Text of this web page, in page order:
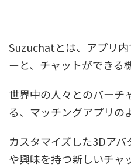
Suzuchatとは、アプリ
ーと、チャットができる
世界中の人々とのバーチ
る、マッチングアプリの
カスタマイズした3Dア
や興味を持つ新しいチャ